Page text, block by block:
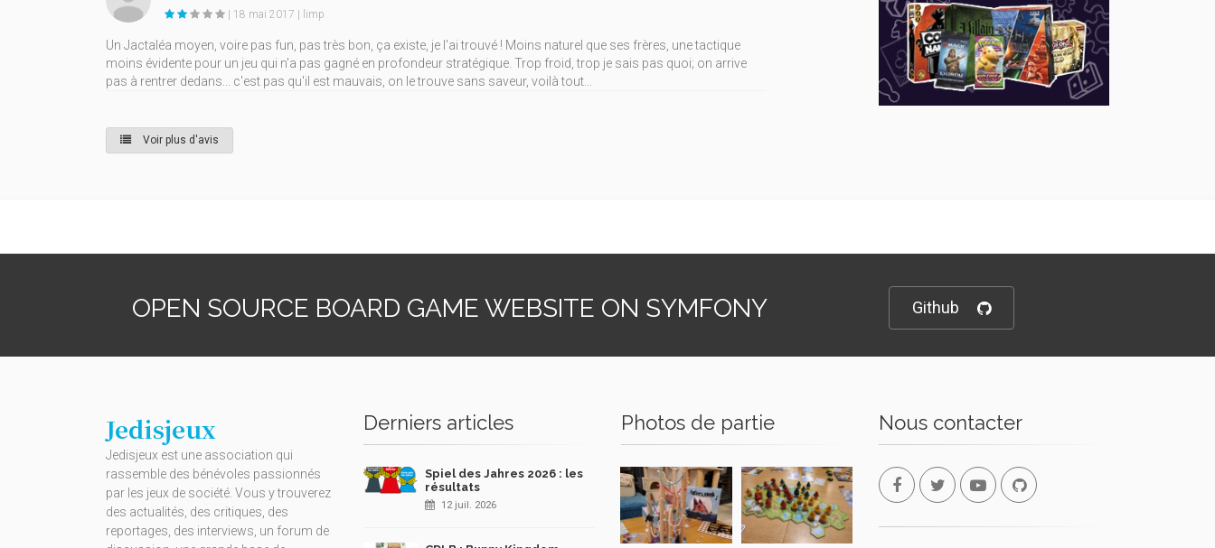
| 18 mai 2017 | limp
Un Jactaléa moyen, voire pas fun, pas très bon, ça existe, je l'ai trouvé ! Moins naturel que ses frères, une tactique
moins évidente pour un jeu qui n'a pas gagné en profondeur stratégique. Trop froid, trop je sais pas quoi; on arrive
pas à rentrer dedans... c'est pas qu'il est mauvais, on le trouve sans saveur, voilà tout...
Voir plus d'avis
OPEN SOURCE BOARD GAME WEBSITE ON SYMFONY Github
Jedisjeux
Jedisjeux est une association qui
rassemble des bénévoles passionnés
par les jeux de société. Vous y trouverez
des actualités, des critiques, des
reportages, des interviews, un forum de
Derniers articles
Spiel des Jahres 2026 : les
résultats
12 juil. 2026
Photos de partie Nous contacter